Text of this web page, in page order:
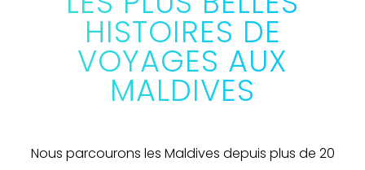
HISTOIRES DE
VOYAGES AUX
MALDIVES
Nous parcourons les Maldives depuis plus de 20